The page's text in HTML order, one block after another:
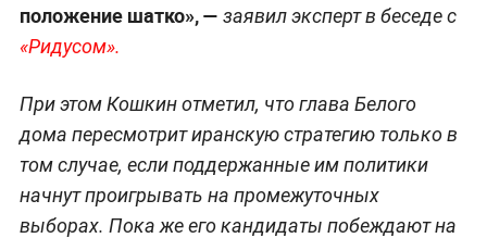
положение шатко», — заявил эксперт в беседе с
«Ридусом».
При этом Кошкин отметил, что глава Белого
дома пересмотрит иранскую стратегию только в
том случае, если поддержанные им политики
начнут проигрывать на промежуточных
выборах. Пока же его кандидаты побеждают на